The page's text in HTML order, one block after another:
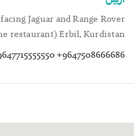
Jaguar and Range Rover
restaurant) Erbil, Kurdistan
+9647508666686